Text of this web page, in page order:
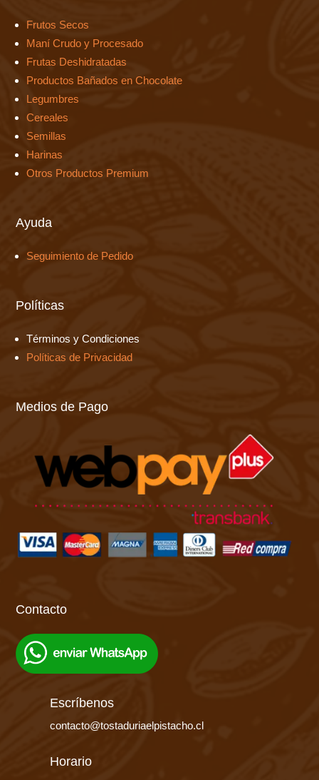
Frutos Secos
Maní Crudo y Procesado
Frutas Deshidratadas
Productos Bañados en Chocolate
Legumbres
Cereales
Semillas
Harinas
Otros Productos Premium
Ayuda
Seguimiento de Pedido
Políticas
Términos y Condiciones
Políticas de Privacidad
Medios de Pago
Contacto
Escríbenos
contacto@tostaduriaelpistacho.cl
Horario